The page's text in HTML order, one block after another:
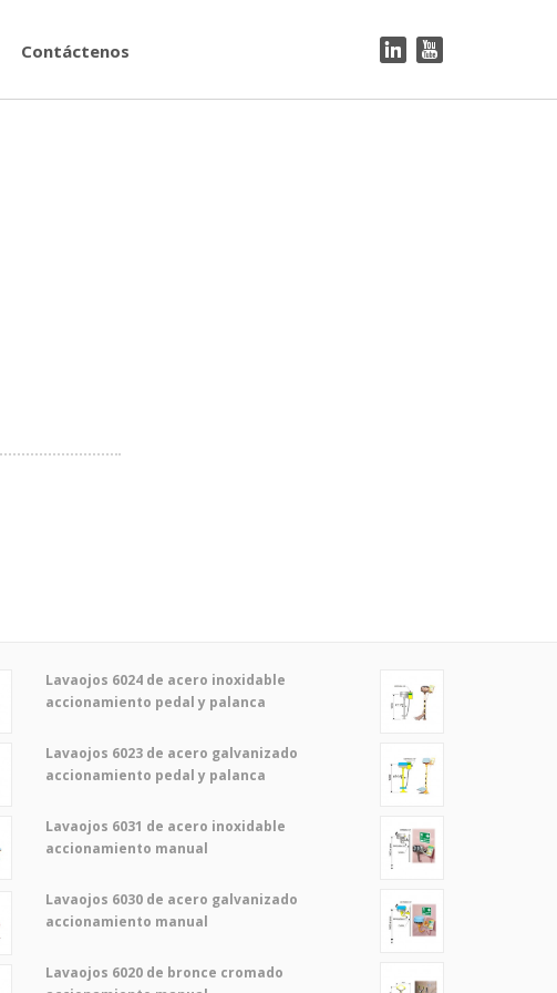
Contáctenos
Lavaojos 6024 de acero inoxidable
accionamiento pedal y palanca
Lavaojos 6023 de acero galvanizado
accionamiento pedal y palanca
Lavaojos 6031 de acero inoxidable
accionamiento manual
Lavaojos 6030 de acero galvanizado
accionamiento manual
Lavaojos 6020 de bronce cromado